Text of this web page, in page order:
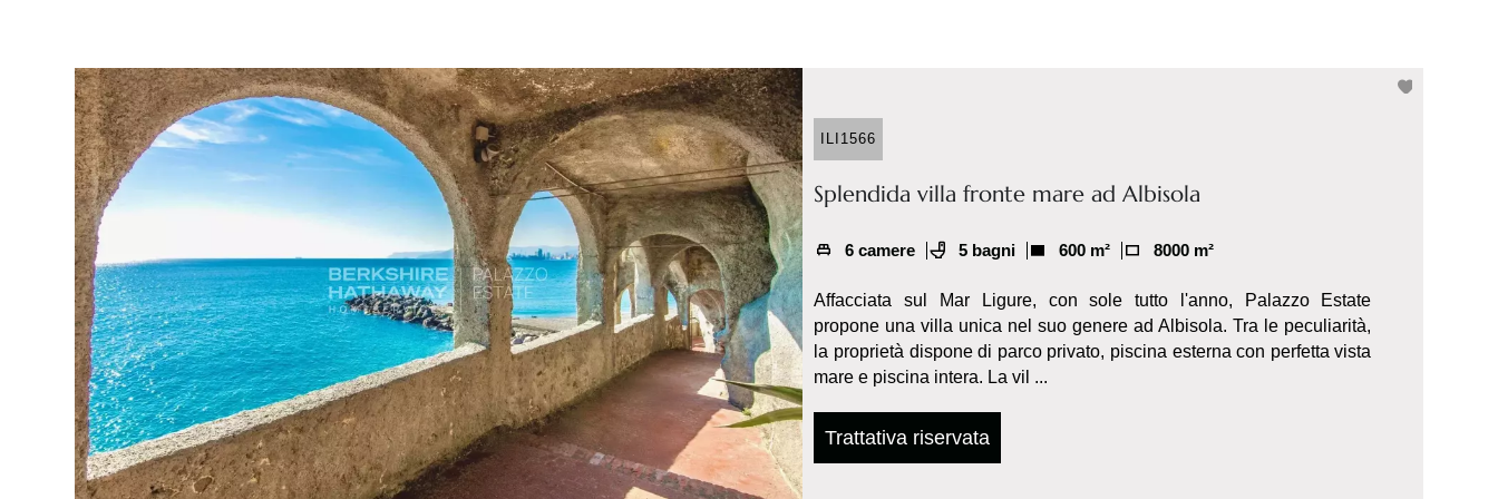
ILI1566
Splendida villa fronte mare ad Albisola
6 camere 5 bagni 600 m² 8000 m²
Affacciata sul Mar Ligure, con sole tutto l'anno, Palazzo Estate
propone una villa unica nel suo genere ad Albisola. Tra le peculiarità,
la proprietà dispone di parco privato, piscina esterna con perfetta vista
mare e piscina intera. La vil ...
Trattativa riservata